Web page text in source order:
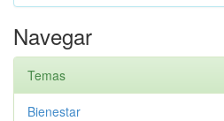
Navegar
Temas
Bienestar